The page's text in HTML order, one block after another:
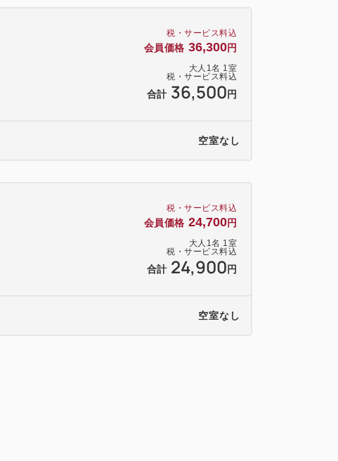
税・サービス料込
会員価格 36,300円
大人 1名 1室
税・サービス料込
合計 36,500 円
空室なし
税・サービス料込
会員価格 24,700円
大人 1名 1室
税・サービス料込
合計 24,900 円
空室なし